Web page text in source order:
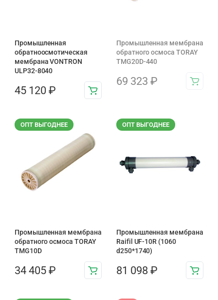
Промышленная
обратноосмотическая
мембрана VONTRON
ULP32-8040
45 120 ₽
Промышленная мембрана
обратного осмоса TORAY
TMG20D-440
69 323 ₽
ОПТ ВЫГОДНЕЕ
Промышленная мембрана
обратного осмоса TORAY
TMG10D
34 405 ₽
ОПТ ВЫГОДНЕЕ
Промышленная мембрана
Raifil UF-10R (1060
d250*1740)
81 098 ₽